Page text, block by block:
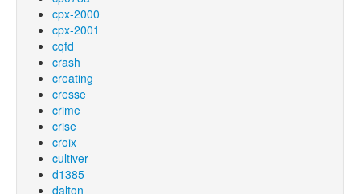
cpx-2000
cpx-2001
cqfd
crash
creating
cresse
crime
crise
croix
cultiver
d1385
dalton